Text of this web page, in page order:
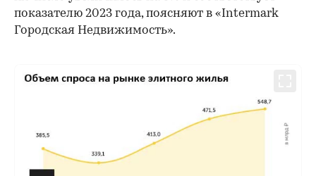
показателю 2023 года, поясняют в «Intermark
Городская Недвижимость».